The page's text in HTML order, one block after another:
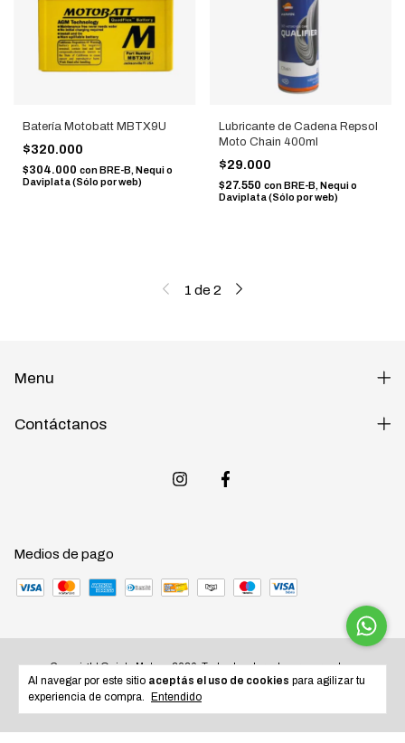
Al navegar por este sitio aceptás el uso de cookies para agilizar tu
experiencia de compra.
Entendido
Batería Motobatt MBTX9U
$320.000
$304.000 con BRE-B, Nequi o
Daviplata (Sólo por web)
Lubricante de Cadena Repsol
Moto Chain 400ml
$29.000
$27.550 con BRE-B, Nequi o
Daviplata (Sólo por web)
1 de 2
Menu
Contáctanos
Medios de pago
Copyright Quinta Motos - 2026. Todos los derechos reservados.